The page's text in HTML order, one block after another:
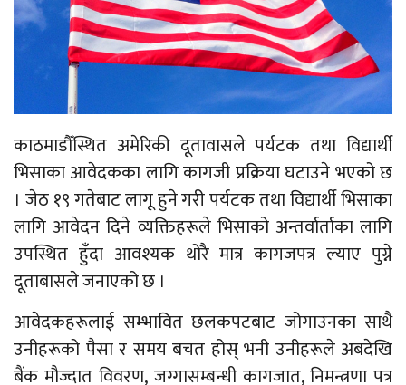
काठमाडौँस्थित अमेरिकी दूतावासले पर्यटक तथा विद्यार्थी
भिसाका आवेदकका लागि कागजी प्रक्रिया घटाउने भएको छ
। जेठ १९ गतेबाट लागू हुने गरी पर्यटक तथा विद्यार्थी भिसाका
लागि आवेदन दिने व्यक्तिहरूले भिसाको अन्तर्वार्ताका लागि
उपस्थित हुँदा आवश्यक थोरै मात्र कागजपत्र ल्याए पुग्ने
दूताबासले जनाएको छ ।
आवेदकहरूलाई सम्भावित छलकपटबाट जोगाउनका साथै
उनीहरूको पैसा र समय बचत होस् भनी उनीहरूले अबदेखि
बैंक मौज्दात विवरण, जग्गासम्बन्धी कागजात, निमन्त्रणा पत्र